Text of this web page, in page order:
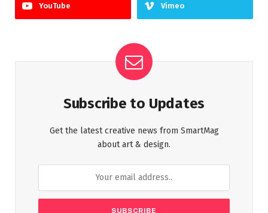
YouTube Vimeo
Subscribe to Updates
Get the latest creative news from SmartMag
about art & design.